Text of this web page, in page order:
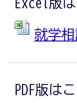
就学
PDF版は